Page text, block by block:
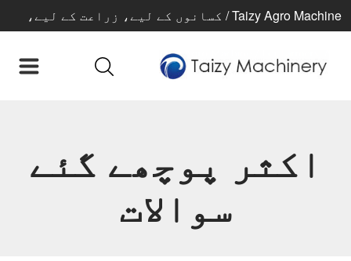
Taizy Agro Machine / کسانوں کے لیے، زراعت کے لیے،
اکثر پوچھے گئے
سوالات